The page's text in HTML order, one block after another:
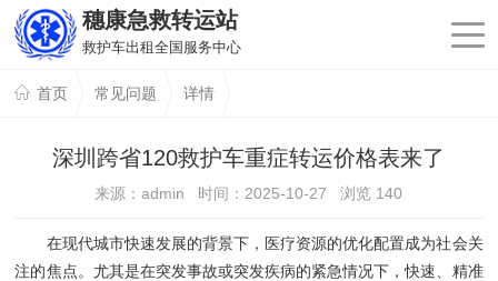
穗康急救转运站
救护车出租全国服务中心
首页 常见问题 详情
深圳跨省120救护车重症转运价格表来了
来源：admin 时间：2025-10-27 浏览 140
在现代城市快速发展的背景下，医疗资源的优化配置成为社会关
注的焦点。尤其是在突发事故或突发疾病的紧急情况下，快速、精准